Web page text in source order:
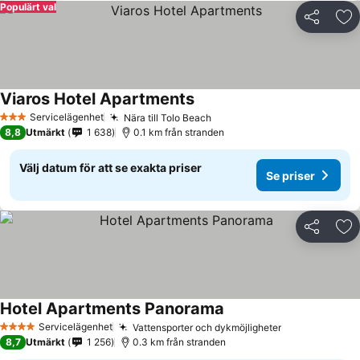
Dela
Populärt val
3 StjärnorServicelägenhet Nära till Tolo BeachSe priser
Viaros Hotel ApartmentsSe priser
8,8 Utmärkt 1 638 0.1 km från stranden
Välj datum för att se exakta priser
Se priser
Dela
4 StjärnorServicelägenhet Vattensporter och dykmöjligheterSe priser
Hotel Apartments Panorama
8,7 Utmärkt 1 256 0.3 km från stranden